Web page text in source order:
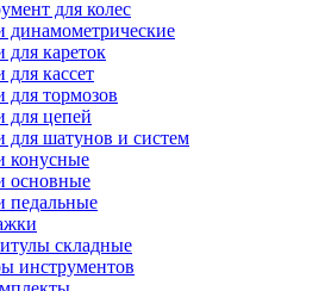
для колес
динамометрические
кареток
кассет
тормозов
для цепей
для шатунов и систем
конусные
основные
педальные
складные
инструментов